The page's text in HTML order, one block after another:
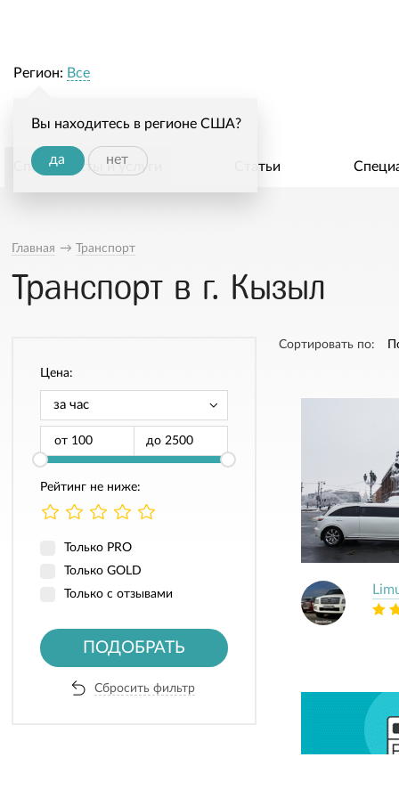
Регион: Все
Вы находитесь в регионе США?
да нет
Специалисты и услуги Статьи
Главная → Транспорт
Транспорт в г. Кызыл
Цена:
от до
Рейтинг не ниже:
Только PRO
Только GOLD
Только с отзывами
ПОДОБРАТЬ
Сбросить фильтр
Сортировать по: